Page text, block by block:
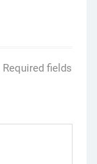
Required fields